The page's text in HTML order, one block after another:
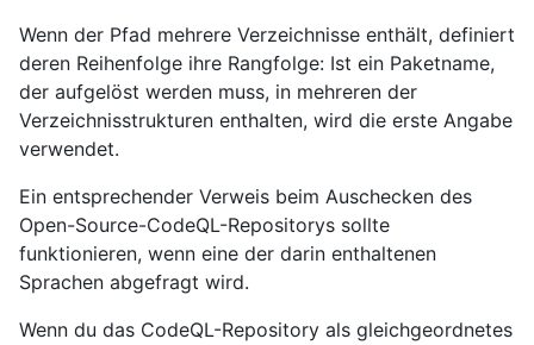
Wenn der Pfad mehrere Verzeichnisse enthält, definiert
deren Reihenfolge ihre Rangfolge: Ist ein Paketname,
der aufgelöst werden muss, in mehreren der
Verzeichnisstrukturen enthalten, wird die erste Angabe
verwendet.
Ein entsprechender Verweis beim Auschecken des
Open-Source-CodeQL-Repositorys sollte
funktionieren, wenn eine der darin enthaltenen
Sprachen abgefragt wird.
Wenn du das CodeQL-Repository als gleichgeordnetes